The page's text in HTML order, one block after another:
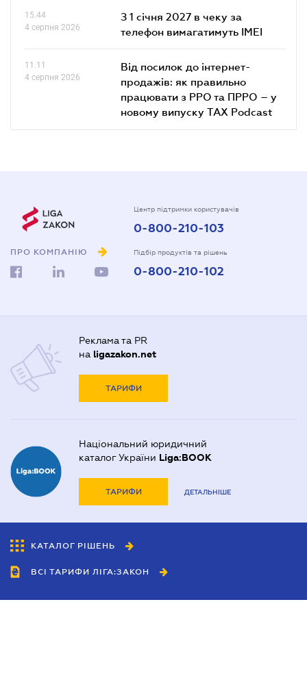
15.44
4 серпня 2026
З 1 січня 2027 в чеку за
телефон вимагатимуть IMEI
11.11
4 серпня 2026
Від посилок до інтернет-
продажів: як правильно
працювати з РРО та ПРРО – у
новому випуску TAX Podcast
ПРО КОМПАНІЮ
Центр підтримки користувачів
0-800-210-103
Підбір продуктів та рішень
0-800-210-102
Реклама та PR
на ligazakon.net
ТАРИФИ
Національний юридичний
каталог України Liga:BOOK
ТАРИФИ ДЕТАЛЬНІШЕ
КАТАЛОГ РІШЕНЬ
ВСІ ТАРИФИ ЛІГА:ЗАКОН